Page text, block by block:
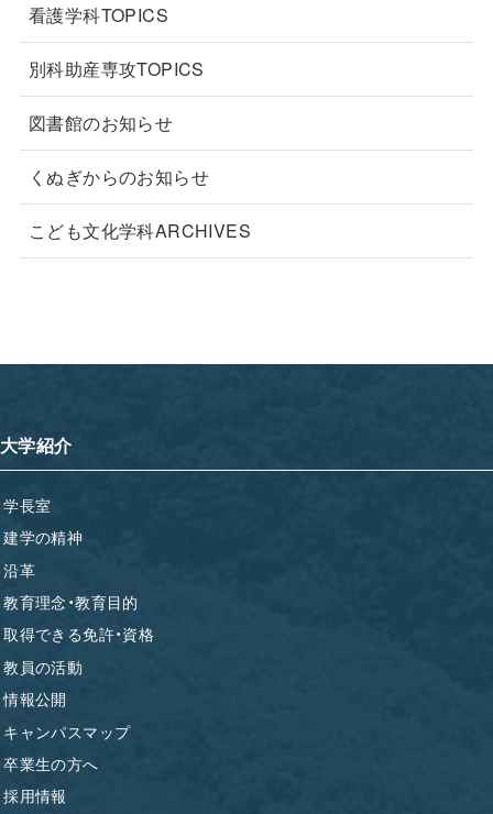
看護学科TOPICS
別科助産専攻TOPICS
図書館のお知らせ
くぬぎからのお知らせ
こども文化学科ARCHIVES
大学紹介
学長室
建学の精神
沿革
教育理念・教育目的
取得できる免許・資格
教員の活動
情報公開
キャンパスマップ
卒業生の方へ
採用情報